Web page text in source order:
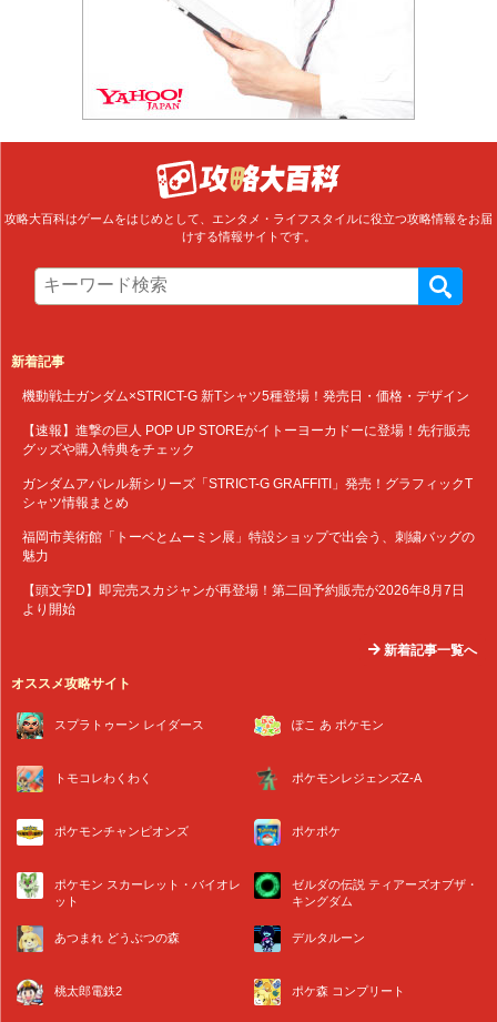
攻略大百科はゲームをはじめとして、エンタメ・ライフスタイルに役立つ攻略情報をお届
けする情報サイトです。
新着記事
機動戦士ガンダム×STRICT-G 新Tシャツ5種登場！発売日・価格・デザイン
【速報】進撃の巨人 POP UP STOREがイトーヨーカドーに登場！先行販売
グッズや購入特典をチェック
ガンダムアパレル新シリーズ「STRICT-G GRAFFITI」発売！グラフィックT
シャツ情報まとめ
福岡市美術館「トーベとムーミン展」特設ショップで出会う、刺繍バッグの
魅力
【頭文字D】即完売スカジャンが再登場！第二回予約販売が2026年8月7日
より開始
新着記事一覧へ
オススメ攻略サイト
スプラトゥーン レイダース ぽこ あ ポケモン
トモコレわくわく ポケモンレジェンズZ-A
ポケモンチャンピオンズ ポケポケ
ポケモン スカーレット・バイオレ
ット
ゼルダの伝説 ティアーズオブザ・
キングダム
あつまれ どうぶつの森 デルタルーン
桃太郎電鉄2 ポケ森 コンプリート